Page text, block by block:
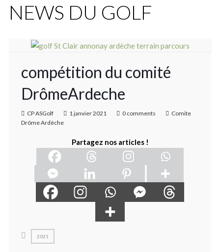
NEWS DU GOLF
compétition du comité
DrômeArdeche
CP ASGolf 1 janvier 2021 0 comments
Comite
Drôme Ardèche
Partagez nos articles !
2021